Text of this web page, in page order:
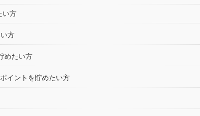
い方
方
めたい方
イントを貯めたい方